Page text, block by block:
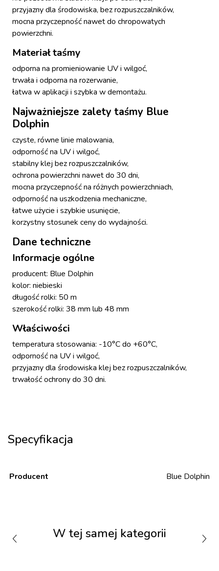
przyjazny dla środowiska, bez rozpuszczalników,
mocna przyczepność nawet do chropowatych
powierzchni.
Materiał taśmy
odporna na promieniowanie UV i wilgoć,
trwała i odporna na rozerwanie,
łatwa w aplikacji i szybka w demontażu.
Najważniejsze zalety taśmy Blue
Dolphin
czyste, równe linie malowania,
odporność na UV i wilgoć,
stabilny klej bez rozpuszczalników,
ochrona powierzchni nawet do 30 dni,
mocna przyczepność na różnych powierzchniach,
odporność na uszkodzenia mechaniczne,
łatwe użycie i szybkie usunięcie,
korzystny stosunek ceny do wydajności.
Dane techniczne
Informacje ogólne
producent: Blue Dolphin
kolor: niebieski
długość rolki: 50 m
szerokość rolki: 38 mm lub 48 mm
Właściwości
temperatura stosowania: -10°C do +60°C,
odporność na UV i wilgoć,
przyjazny dla środowiska klej bez rozpuszczalników,
trwałość ochrony do 30 dni.
Specyfikacja
Producent Blue Dolphin
W tej samej kategorii